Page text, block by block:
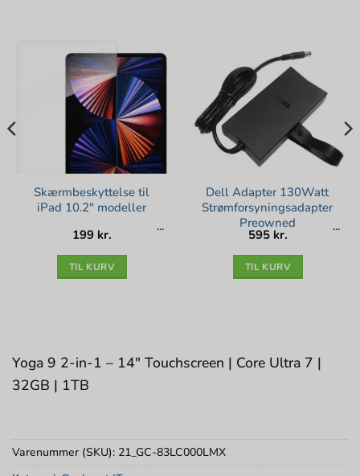
Skærmbeskyttelse til
iPad 10.2″ modeller
199 kr.
TIL KURV
Dell Adapter 130Watt
Strømforsyningsadapter
Preowned
595 kr.
TIL KURV
Yoga 9 2-in-1 – 14″ Touchscreen | Core Ultra 7 |
32GB | 1TB
Varenummer (SKU): 21_GC-83LC000LMX